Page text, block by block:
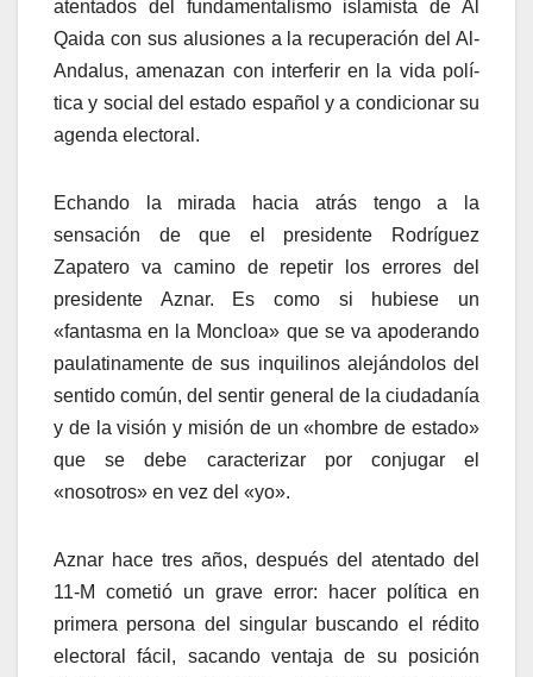
atentados del fundamentalismo islamista de Al
Qaida con sus alusiones a la recuperación del Al-
Andalus, amenazan con interferir en la vida polí­
tica y social del estado español y a condicionar su
agenda electoral.
Echando la mirada hacia atrás tengo a la
sensación de que el presidente Rodrí­guez
Zapatero va camino de repetir los errores del
presidente Aznar. Es como si hubiese un
«fantasma en la Moncloa» que se va apoderando
paulatinamente de sus inquilinos alejándolos del
sentido común, del sentir general de la ciudadaní­a
y de la visión y misión de un «hombre de estado»
que se debe caracterizar por conjugar el
«nosotros» en vez del «yo».
Aznar hace tres años, después del atentado del
11-M cometió un grave error: hacer polí­tica en
primera persona del singular buscando el rédito
electoral fácil, sacando ventaja de su posición